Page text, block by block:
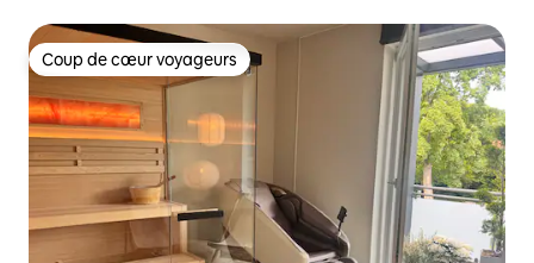
Coup de cœur voyageurs
Coup de cœur voyageurs